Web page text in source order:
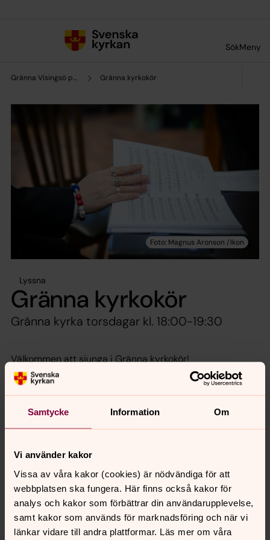
Samtycke Information Om
Vi använder kakor
Vissa av våra kakor (cookies) är nödvändiga för att
webbplatsen ska fungera. Här finns också kakor för
analys och kakor som förbättrar din användarupplevelse,
samt kakor som används för marknadsföring och när vi
länkar vidare till andra plattformar. Läs mer om våra
SökMeny
Gränna Visingsö pastorat Gränna kyrkokör
Lyssna
Gränna kyrkokör
Gränna kyrka torsdagar kl. 18:00-19:30
Välkommen att sjunga i Gränna kyrkokör!
Kontakt och frågor: Rebecka Thell
Synpunkter eller frågor på sidans
innehåll?
granna.pastorat@svenskakyrkan.se
Dela